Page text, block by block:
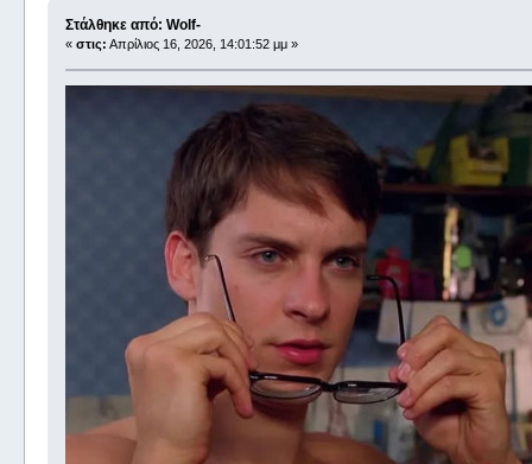
Στάλθηκε από: Wolf-
« στις: Απρίλιος 16, 2026, 14:01:52 μμ »